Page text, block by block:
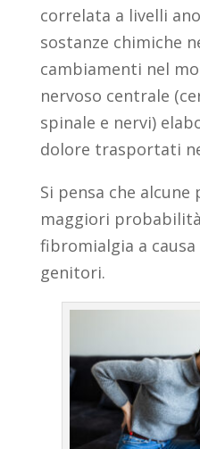
correlata a livelli
sostanze chimiche
cambiamenti nel
nervoso centrale
spinale e nervi)
dolore trasportati
Si pensa che
maggiori
fibromialgia a
genitori.